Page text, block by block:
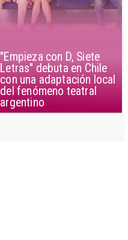
"Empieza con D, Siete
Letras" debuta en Chile
con una adaptación local
del fenómeno teatral
argentino